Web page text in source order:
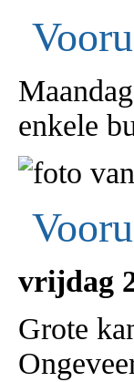
enkele
vrijdag
Grote